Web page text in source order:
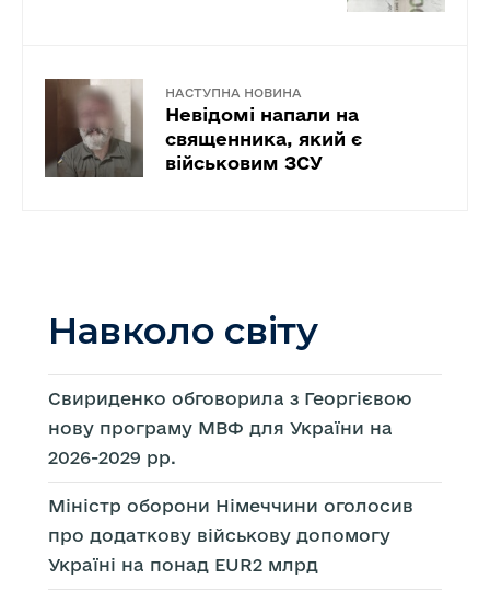
НАСТУПНА НОВИНА
Невідомі напали на
священника, який є
військовим ЗСУ
Навколо світу
Свириденко обговорила з Георгієвою
нову програму МВФ для України на
2026-2029 рр.
Міністр оборони Німеччини оголосив
про додаткову військову допомогу
Україні на понад EUR2 млрд